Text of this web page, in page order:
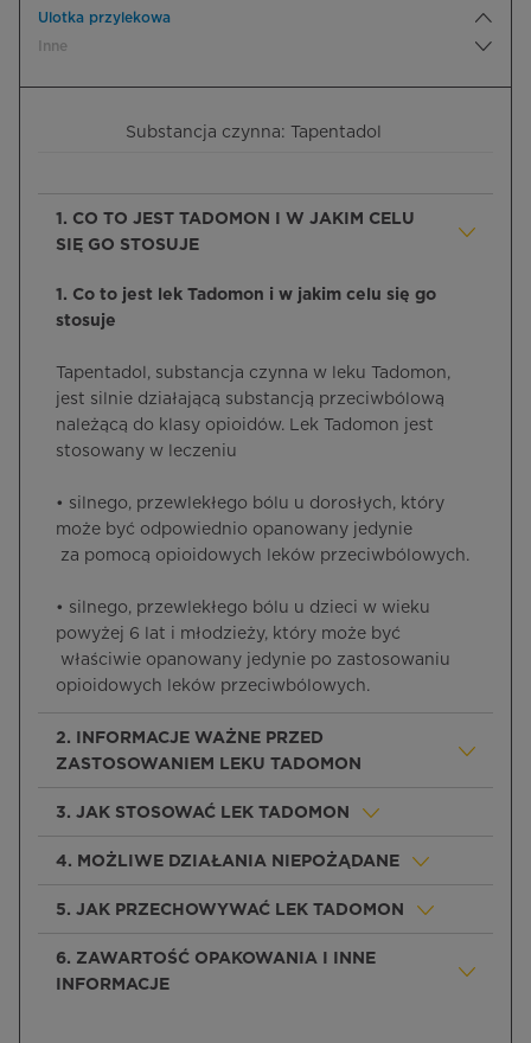
Ulotka przylekowa
Inne
Substancja czynna: Tapentadol
1. CO TO JEST TADOMON I W JAKIM CELU
SIĘ GO STOSUJE
1. Co to jest lek Tadomon i w jakim celu się go
stosuje
Tapentadol, substancja czynna w leku Tadomon,
jest silnie działającą substancją przeciwbólową
należącą do klasy opioidów. Lek Tadomon jest
stosowany w leczeniu
• silnego, przewlekłego bólu u dorosłych, który
może być odpowiednio opanowany jedynie
za pomocą opioidowych leków przeciwbólowych.
• silnego, przewlekłego bólu u dzieci w wieku
powyżej 6 lat i młodzieży, który może być
właściwie opanowany jedynie po zastosowaniu
opioidowych leków przeciwbólowych.
2. INFORMACJE WAŻNE PRZED
ZASTOSOWANIEM LEKU TADOMON
3. JAK STOSOWAĆ LEK TADOMON
4. MOŻLIWE DZIAŁANIA NIEPOŻĄDANE
5. JAK PRZECHOWYWAĆ LEK TADOMON
6. ZAWARTOŚĆ OPAKOWANIA I INNE
INFORMACJE